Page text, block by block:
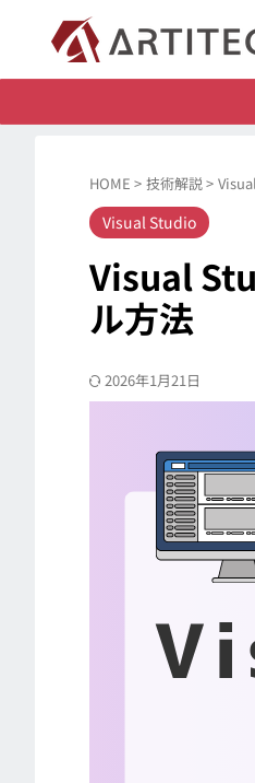
HOME > 技術解説>
Visual Studio
Visual
ル方法
2026年1月21日